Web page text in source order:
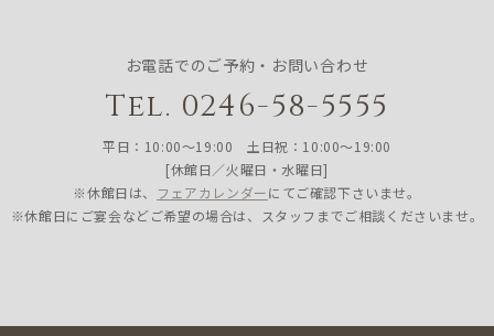
お電話でのご予約・お問い合わせ
Tel. 0246-58-5555
平日：10:00〜19:00 土日祝：10:00〜19:00
[休館日／火曜日・水曜日]
※休館日は、 フェアカレンダーにてご確認下さいませ。
※休館日にご宴会などご希望の場合は、スタッフまでご相談くださいませ。